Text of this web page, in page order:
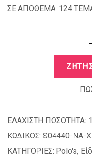
ΣΕ ΑΠΟΘΕΜΑ: 124
-
ΕΛΑΧΙΣΤΗ ΠΟΣΟΤΗΤΑ:
ΚΩΔΙΚΟΣ: S04440-NA-
ΚΑΤΗΓΟΡΙΕΣ: Polo's,